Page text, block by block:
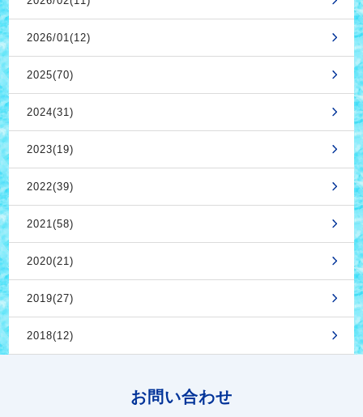
2026/01(12)
2025(70)
2024(31)
2023(19)
2022(39)
2021(58)
2020(21)
2019(27)
2018(12)
お問い合わせ